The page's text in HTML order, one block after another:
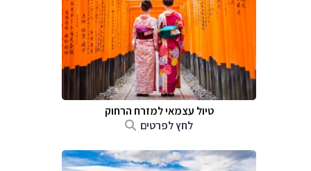
טיול עצמאי למזרח הרחוק
לחץ לפרטים